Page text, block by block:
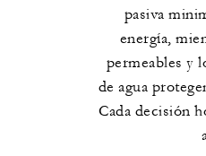
pasiva
energía,
permeables y
de agua
Cada decisión